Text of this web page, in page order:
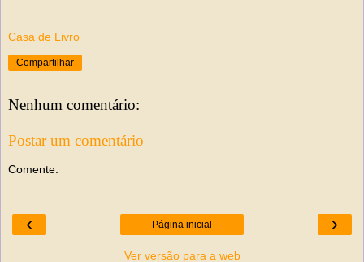
Casa de Livro
Compartilhar
Nenhum comentário:
Postar um comentário
Comente:
‹ ›
Página inicial
Ver versão para a web